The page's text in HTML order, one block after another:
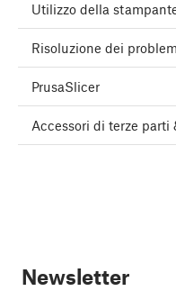
Utilizzo della
Risoluzione dei
PrusaSlicer
Accessori di terze parti
Newsletter